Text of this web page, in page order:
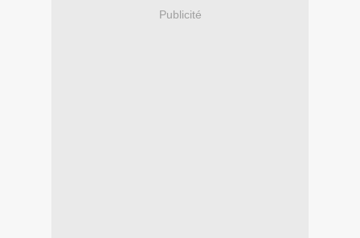
Publicité